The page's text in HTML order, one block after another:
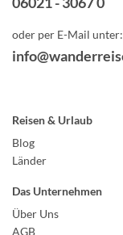
oder per E-Mail unter:
Reisen & Urlaub
Blog
Länder
Das Unternehmen
Über Uns
AGB